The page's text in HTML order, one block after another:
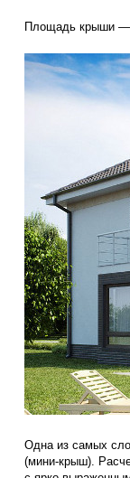
Площадь крыши —
Одна из самых
(мини-крыш).